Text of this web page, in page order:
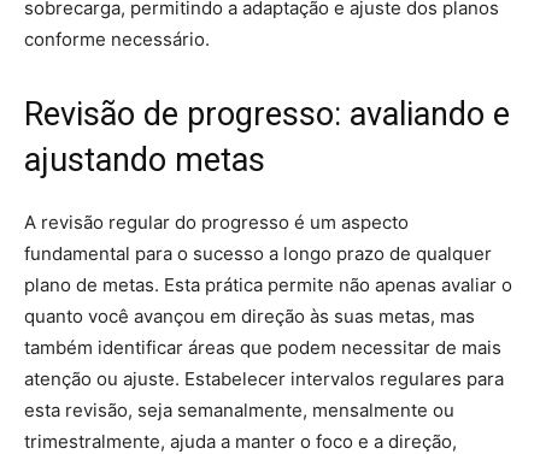
sobrecarga, permitindo a adaptação e ajuste dos planos
conforme necessário.
Revisão de progresso: avaliando e
ajustando metas
A revisão regular do progresso é um aspecto
fundamental para o sucesso a longo prazo de qualquer
plano de metas. Esta prática permite não apenas avaliar o
quanto você avançou em direção às suas metas, mas
também identificar áreas que podem necessitar de mais
atenção ou ajuste. Estabelecer intervalos regulares para
esta revisão, seja semanalmente, mensalmente ou
trimestralmente, ajuda a manter o foco e a direção,